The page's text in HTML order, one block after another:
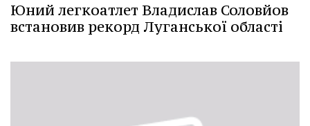
Юний легкоатлет Владислав Соловйов
встановив рекорд Луганської області